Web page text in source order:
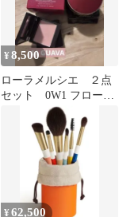
¥8,500
ローラメルシエ ２点
セット 0W1 フローレ
ス ルミエール クッ
ション
¥62,500